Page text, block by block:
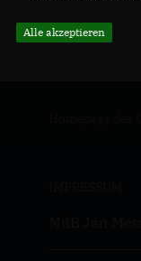
Alle akzeptieren